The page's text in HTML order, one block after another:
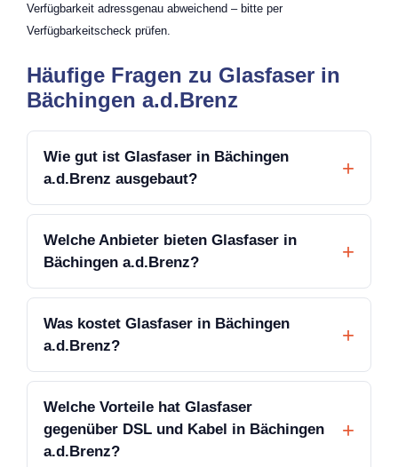
Verfügbarkeit adressgenau abweichend – bitte per
Verfügbarkeitscheck prüfen.
Häufige Fragen zu Glasfaser in
Bächingen a.d.Brenz
Wie gut ist Glasfaser in Bächingen
a.d.Brenz ausgebaut?
Welche Anbieter bieten Glasfaser in
Bächingen a.d.Brenz?
Was kostet Glasfaser in Bächingen
a.d.Brenz?
Welche Vorteile hat Glasfaser
gegenüber DSL und Kabel in Bächingen
a.d.Brenz?